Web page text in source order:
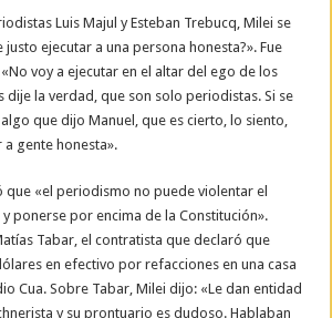
Luis Majul y Esteban Trebucq, Milei se
ejecutar a una persona honesta?». Fue
voy a ejecutar en el altar del ego de los
la verdad, que son solo periodistas. Si se
que dijo Manuel, que es cierto, lo siento,
gente honesta».
que «el periodismo no puede violentar el
ponerse por encima de la Constitución».
Tabar, el contratista que declaró que
en efectivo por refacciones en una casa
Cua. Sobre Tabar, Milei dijo: «Le dan entidad
y su prontuario es dudoso. Hablaban